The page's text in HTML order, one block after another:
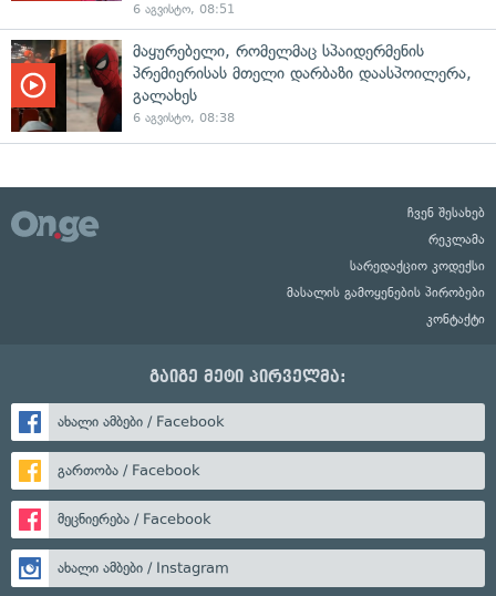
6 აგვისტო, 08:51
მაყურებელი, რომელმაც სპაიდერმენის
პრემიერისას მთელი დარბაზი დაასპოილერა,
გალახეს
6 აგვისტო, 08:38
ჩვენ შესახებ
რეკლამა
სარედაქციო კოდექსი
მასალის გამოყენების პირობები
კონტაქტი
გაიგე მეტი პირველმა:
ახალი ამბები / Facebook
გართობა / Facebook
მეცნიერება / Facebook
ახალი ამბები / Instagram